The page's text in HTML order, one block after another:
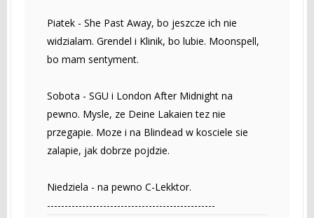
Piatek - She Past Away, bo jeszcze ich nie
widzialam. Grendel i Klinik, bo lubie. Moonspell,
bo mam sentyment.
Sobota - SGU i London After Midnight na
pewno. Mysle, ze Deine Lakaien tez nie
przegapie. Moze i na Blindead w kosciele sie
zalapie, jak dobrze pojdzie.
Niedziela - na pewno C-Lekktor.
------------------------------------------------